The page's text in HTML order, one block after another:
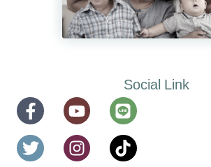
Social Link